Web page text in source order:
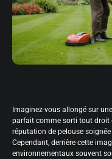
Imaginez-vous allongé sur
parfait comme sorti tout droit
réputation de pelouse
Cependant, derrière cette
environnementaux souvent